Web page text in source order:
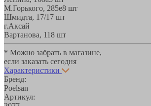
М.Горького, 285е8 шт
Шмидта, 17/1 7 шт
г.Аксай
Вартанова, 118 шт
* Можно забрать в магазине,
если заказать сегодня
Характеристики
Бренд:
Poelsan
Артикул: